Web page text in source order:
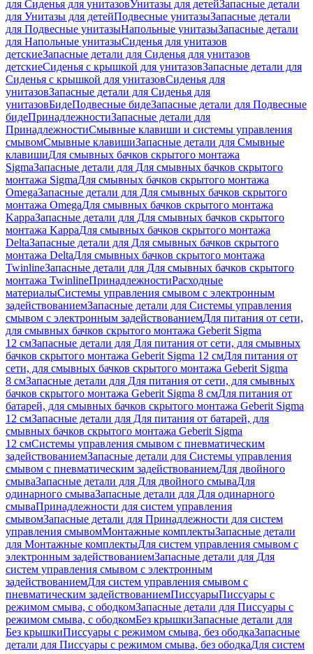
для Сиденья для унитазовУнитазы для детейЗапасные детали
для Унитазы для детейПодвесные унитазыЗапасные детали
для Подвесные унитазыНапольные унитазыЗапасные детали
для Напольные унитазыСиденья для унитазов
детскиеЗапасные детали для Сиденья для унитазов
детскиеСиденья с крышкой для унитазовЗапасные детали для
Сиденья с крышкой для унитазовСиденья для
унитазовЗапасные детали для Сиденья для
унитазовБидеПодвесные бидеЗапасные детали для Подвесные
бидеПринадлежностиЗапасные детали для
ПринадлежностиСмывные клавиши и системы управления
смывомСмывные клавишиЗапасные детали для Смывные
клавишиДля смывных бачков скрытого монтажа
SigmaЗапасные детали для Для смывных бачков скрытого
монтажа SigmaДля смывных бачков скрытого монтажа
OmegaЗапасные детали для Для смывных бачков скрытого
монтажа OmegaДля смывных бачков скрытого монтажа
KappaЗапасные детали для Для смывных бачков скрытого
монтажа KappaДля смывных бачков скрытого монтажа
DeltaЗапасные детали для Для смывных бачков скрытого
монтажа DeltaДля смывных бачков скрытого монтажа
TwinlineЗапасные детали для Для смывных бачков скрытого
монтажа TwinlineПринадлежностиРасходные
материалыСистемы управления смывом с электронным
задействованиемЗапасные детали для Системы управления
смывом с электронным задействованиемДля питания от сети,
для смывных бачков скрытого монтажа Geberit Sigma
12 смЗапасные детали для Для питания от сети, для смывных
бачков скрытого монтажа Geberit Sigma 12 смДля питания от
сети, для смывных бачков скрытого монтажа Geberit Sigma
8 смЗапасные детали для Для питания от сети, для смывных
бачков скрытого монтажа Geberit Sigma 8 смДля питания от
батарей, для смывных бачков скрытого монтажа Geberit Sigma
12 смЗапасные детали для Для питания от батарей, для
смывных бачков скрытого монтажа Geberit Sigma
12 смСистемы управления смывом с пневматическим
задействованиемЗапасные детали для Системы управления
смывом с пневматическим задействованиемДля двойного
смываЗапасные детали для Для двойного смываДля
одинарного смываЗапасные детали для Для одинарного
смываПринадлежности для систем управления
смывомЗапасные детали для Принадлежности для систем
управления смывомМонтажные комплектыЗапасные детали
для Монтажные комплектыДля систем управления смывом с
электронным задействованиемЗапасные детали для Для
систем управления смывом с электронным
задействованиемДля систем управления смывом с
пневматическим задействованиемПиссуарыПиссуары с
режимом смыва, с ободкомЗапасные детали для Писсуары с
режимом смыва, с ободкомБез крышкиЗапасные детали для
Без крышкиПиссуары с режимом смыва, без ободкаЗапасные
детали для Писсуары с режимом смыва, без ободкаДля систем